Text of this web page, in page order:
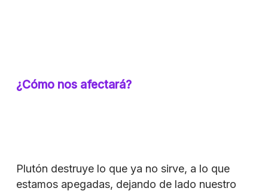
¿Cómo nos afectará?
Plutón destruye lo que ya no sirve, a lo que
estamos apegadas, dejando de lado nuestro